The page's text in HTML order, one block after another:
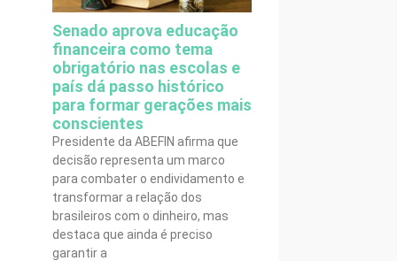
Senado aprova educação
financeira como tema
obrigatório nas escolas e
país dá passo histórico
para formar gerações mais
conscientes
Presidente da ABEFIN afirma que
decisão representa um marco
para combater o endividamento e
transformar a relação dos
brasileiros com o dinheiro, mas
destaca que ainda é preciso
garantir a